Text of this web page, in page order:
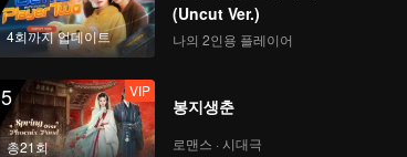
4회까지 업데이트
(Uncut Ver.)
나의 2인용 플레이어
5
총21회
VIP
봉지생춘
로맨스 · 시대극